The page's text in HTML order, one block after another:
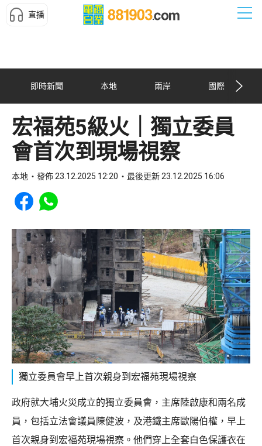
直播
即時新聞 本地 兩岸 國際
宏福苑5級火｜獨立委員
會首次到現場視察
本地 發佈 23.12.2025 12:20 最後更新 23.12.2025 16:06
Share to Facebook
Share to WhatsApp
獨立委員會早上首次親身到宏福苑現場視察
政府就大埔火災成立的獨立委員會，主席陸啟康和兩名成
員，包括立法會議員陳健波，及港鐵主席歐陽伯權，早上
首次親身到宏福苑現場視察。他們穿上全套白色保護衣在